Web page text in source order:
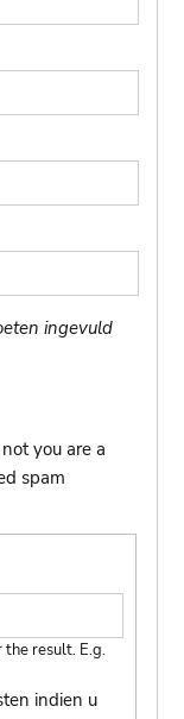
ingevuld
you are a
spam
result. E.g.
indien u